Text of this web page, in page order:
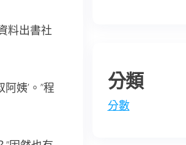
料出書社
姨’。”程
分類
分數